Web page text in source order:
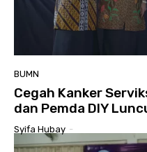
BUMN
Cegah Kanker
dan Pemda DIY
Syifa Hubay -